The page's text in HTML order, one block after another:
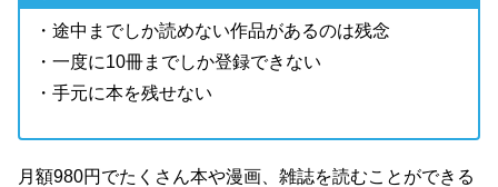
・途中までしか読めない作品があるのは残念
・一度に10冊までしか登録できない
・手元に本を残せない
月額980円でたくさん本や漫画、雑誌を読むことができる